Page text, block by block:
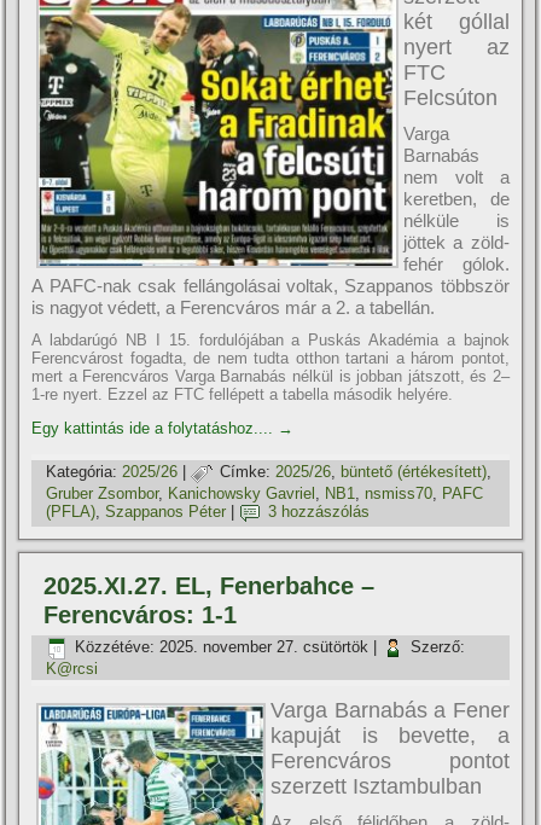
két góllal
nyert az
FTC
Felcsúton
Varga
Barnabás
nem volt a
keretben, de
nélküle is
jöttek a zöld-
fehér gólok.
A PAFC-nak csak fellángolásai voltak, Szappanos többször
is nagyot védett, a Ferencváros már a 2. a tabellán.
A labdarúgó NB I 15. fordulójában a Puskás Akadémia a bajnok
Ferencvárost fogadta, de nem tudta otthon tartani a három pontot,
mert a Ferencváros Varga Barnabás nélkül is jobban játszott, és 2–
1-re nyert. Ezzel az FTC fellépett a tabella második helyére.
Egy kattintás ide a folytatáshoz....
→
Kategória: 2025/26 | Címke: 2025/26, büntető (értékesí­tett),
Gruber Zsombor, Kanichowsky Gavriel NB1 nsmiss70 PAFC
(PFLA),Szappanos Péter 3 hozzászólás
2025.XI.27. EL, Fenerbahce –
Ferencváros: 1-1
Közzétéve: 2025. november 27. csütörtök
Szerző:
K@rcsi
Varga Barnabás a Fener
kapuját is bevette, a
Ferencváros pontot
szerzett Isztambulban